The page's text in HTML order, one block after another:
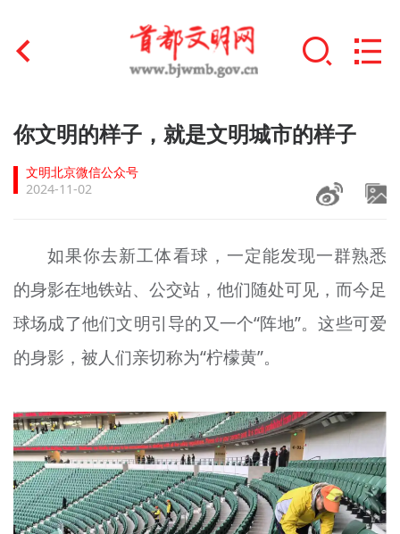
首页
文明创建
文明培育
+
未成年人思想道德建设
榜样人物
+
文明评论
北京宣传文化引导基金
宣传思想文化人才
你文明的样子，就是文明城市的样子
文明北京微信公众号
2024-11-02
如果你去新工体看球，一定能发现一群熟悉
的身影在地铁站、公交站，他们随处可见，而今足
球场成了他们文明引导的又一个“阵地”。这些可爱
的身影，被人们亲切称为“柠檬黄”。